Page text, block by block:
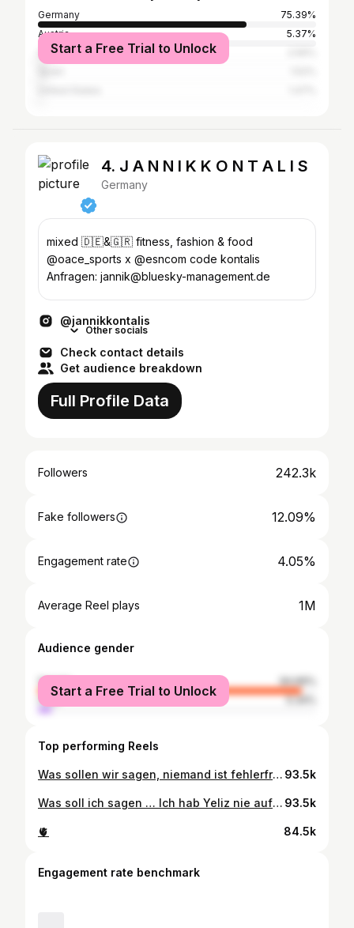
Germany
75.39%
Austria
5.37%
Switzerland
Start a Free Trial to Unlock
4. J A N N I K K O N T A L I S
Germany
mixed 🇩🇪&🇬🇷 fitness, fashion & food
@oace_sports x @esncom code kontalis
Anfragen: jannik@bluesky-management.de
@jannikkontalis
Other socials
Check contact details
Get audience breakdown
Full Profile Data
Followers 242.3k
Fake followers 12.09%
Engagement rate 4.05%
Average Reel plays 1M
Audience gender
female
94.66%
male
5.34%
Start a Free Trial to Unlock
Top performing Reels
Was sollen wir sagen, niemand ist fehlerfrei und Liebe ist nicht einfach. Manchmal muss man eben ein paar Umwege gehen, um vollständig glücklich zu sein. Wir haben mit der Zeit verstanden, dass wir an uns arbeiten müssen und Kommunikation der Schlüssel für alles ist. Wahrscheinlich haben wir das gebraucht, um festzustellen, dass wir uns wirklich lieben und unser Leben zusammen verbringen wollen. Wir sind eine Familie und wir wünschen uns nichts mehr als einfach glücklich zusammen zu sein. 93.5k
Was soll ich sagen … Ich hab Yeliz nie aufgegeben und auf das was wir hatten vertraut. Am Ende hat es sich gelohnt und ich kann euch garnicht sagen wie glücklich ich bin, dass ich mich damals für dieses Format entschieden habe. Die letzten 7 Monate waren unfassbar und es gibt noch so viel zu erzählen - von jetzt auf gleich hat sich alles verändert und ich liebe es. 93.5k
🫀 84.5k
Engagement rate benchmark